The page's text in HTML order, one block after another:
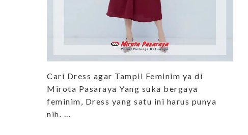
Cari Dress agar Tampil Feminim ya di
Mirota Pasaraya Yang suka bergaya
feminim, Dress yang satu ini harus punya
nih. ...